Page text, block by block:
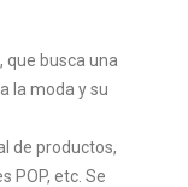
que busca una
la moda y su
de productos,
POP, etc. Se